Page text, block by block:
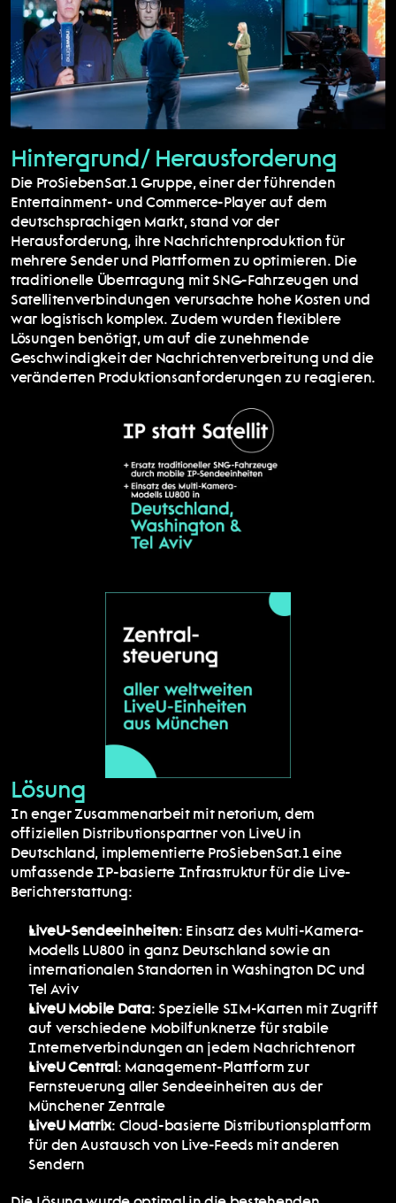
Hintergrund/ Herausforderung
Die ProSiebenSat.1 Gruppe, einer der führenden
Entertainment- und Commerce-Player auf dem
deutschsprachigen Markt, stand vor der
Herausforderung, ihre Nachrichtenproduktion für
mehrere Sender und Plattformen zu optimieren. Die
traditionelle Übertragung mit SNG-Fahrzeugen und
Satellitenverbindungen verursachte hohe Kosten und
war logistisch komplex. Zudem wurden flexiblere
Lösungen benötigt, um auf die zunehmende
Geschwindigkeit der Nachrichtenverbreitung und die
veränderten Produktionsanforderungen zu reagieren.
Lösung
In enger Zusammenarbeit mit netorium, dem
offiziellen Distributionspartner von LiveU in
Deutschland, implementierte ProSiebenSat.1 eine
umfassende IP-basierte Infrastruktur für die Live-
Berichterstattung:
LiveU-Sendeeinheiten: Einsatz des Multi-Kamera-
Modells LU800 in ganz Deutschland sowie an
internationalen Standorten in Washington DC und
Tel Aviv
LiveU Mobile Data: Spezielle SIM-Karten mit Zugriff
auf verschiedene Mobilfunknetze für stabile
Internetverbindungen an jedem Nachrichtenort
LiveU Central : Management-Plattform zur
Fernsteuerung aller Sendeeinheiten aus der
Münchener Zentrale
LiveU Matrix: Cloud-basierte Distributionsplattform
für den Austausch von Live-Feeds mit anderen
Sendern